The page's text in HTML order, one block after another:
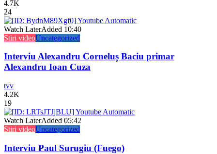
4.7K
24
Watch LaterAdded 10:40
Stiri videoUncategorized
Interviu Alexandru Corneluș Baciu primar
Alexandru Ioan Cuza
tvv
4.2K
19
Watch LaterAdded 05:42
Stiri videoUncategorized
Interviu Paul Surugiu (Fuego)